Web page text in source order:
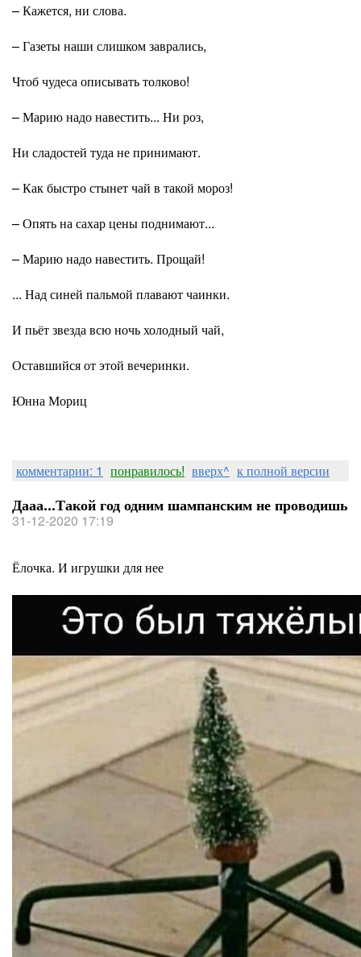
– Кажется, ни слова.
– Газеты наши слишком заврались,
Чтоб чудеса описывать толково!
– Марию надо навестить... Ни роз,
Ни сладостей туда не принимают.
– Как быстро стынет чай в такой мороз!
– Опять на сахар цены поднимают...
– Марию надо навестить. Прощай!
... Над синей пальмой плавают чаинки.
И пьёт звезда всю ночь холодный чай,
Оставшийся от этой вечеринки.
Юнна Мориц
комментарии: 1 понравилось! вверх^ к полной версии
Дааа...Такой год одним шампанским не проводишь
31-12-2020 17:19
Ёлочка. И игрушки для нее